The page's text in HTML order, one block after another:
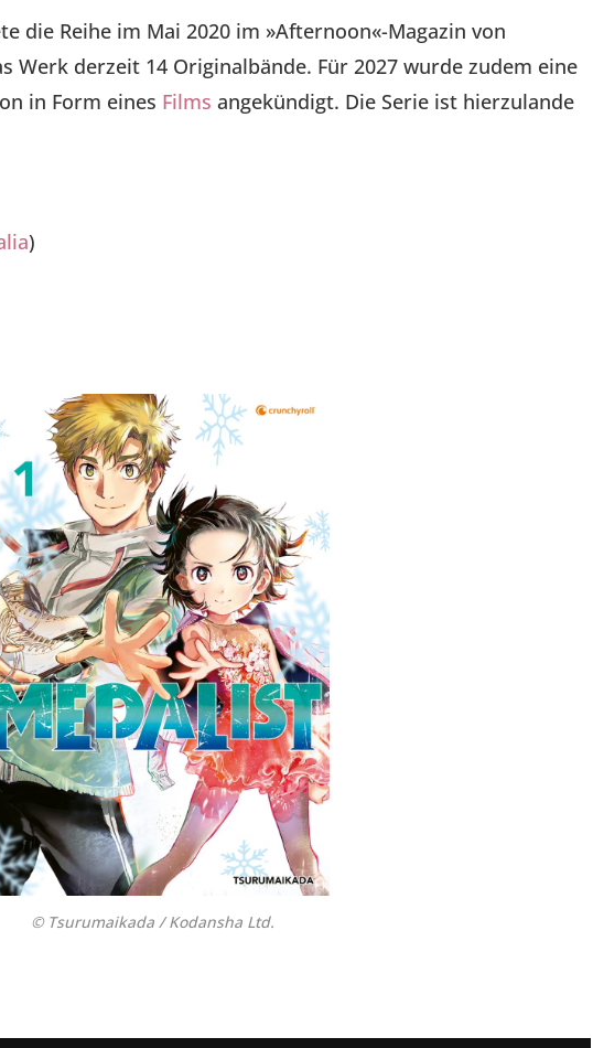
die Reihe im Mai 2020 im »Afternoon«-Magazin von
Werk derzeit 14 Originalbände. Für 2027 wurde zudem eine
in Form eines Films angekündigt. Die Serie ist hierzulande
)
© Tsurumaikada / Kodansha Ltd.